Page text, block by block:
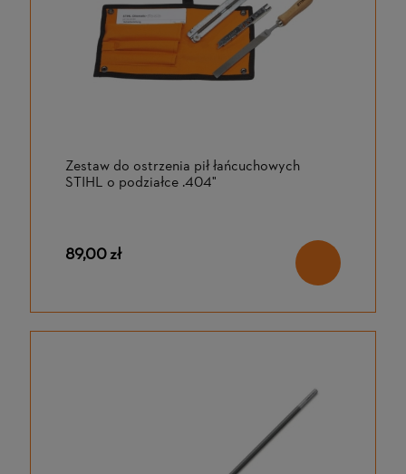
Zestaw do ostrzenia pił łańcuchowych
STIHL o podziałce .404"
89,00 zł